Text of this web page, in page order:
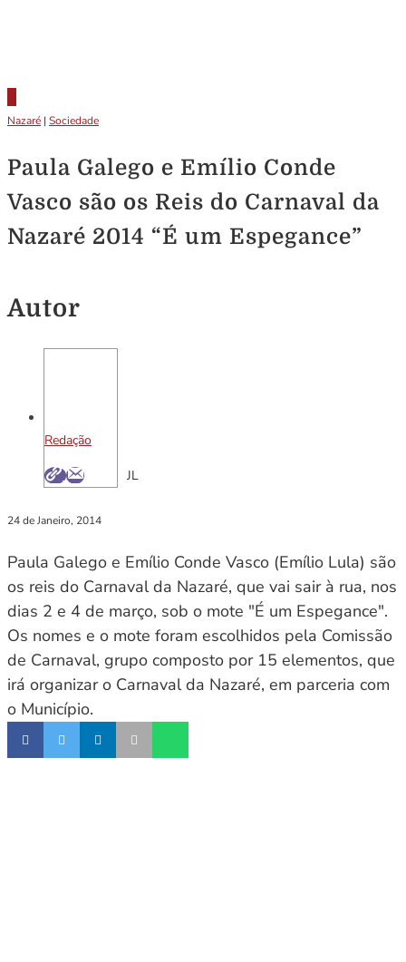
Nazaré | Sociedade
Paula Galego e Emílio Conde
Vasco são os Reis do Carnaval da
Nazaré 2014 “É um Espegance”
Autor
Redação
JL
24 de Janeiro, 2014
Paula Galego e Emílio Conde Vasco (Emílio Lula) são
os reis do Carnaval da Nazaré, que vai sair à rua, nos
dias 2 e 4 de março, sob o mote "É um Espegance".
Os nomes e o mote foram escolhidos pela Comissão
de Carnaval, grupo composto por 15 elementos, que
irá organizar o Carnaval da Nazaré, em parceria com
o Município.